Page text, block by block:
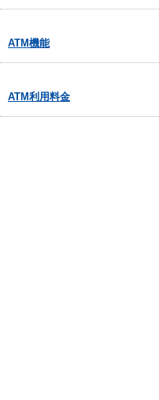
ATM機能
ATM利用料金